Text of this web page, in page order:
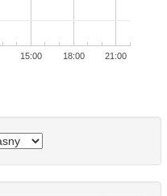
15:00 18:00 21:00